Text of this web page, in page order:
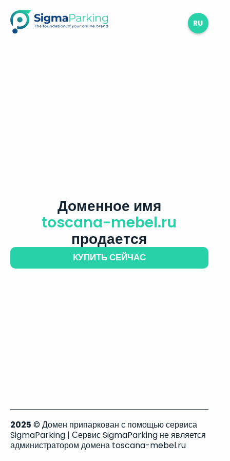
RU
Доменное имя
toscana-mebel.ru
продается
КУПИТЬ СЕЙЧАС
2025 © Домен припаркован с помощью сервиса
SigmaParking | Сервис SigmaParking не является
администратором домена toscana-mebel.ru